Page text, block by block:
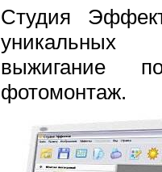
Студия
уникальных
выжигание
фотомонтаж.